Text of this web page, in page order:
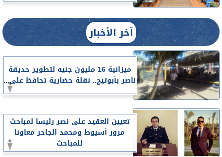
آخر الأخبار
ميزانية 16 مليون جنيه لتطوير حديقة
ناصر بأبوتيج.. نقلة حضارية تحافظ على...
تعيين العقيد على نصر رئيسا لمباحث
مرور أسيوط ومحمد الجاحر معاونا
للمباحث